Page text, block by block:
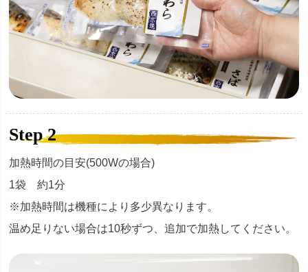
Step 2
加熱時間の目安(500Wの場合)
1袋 約1分
※加熱時間は機種により多少異なります。
温め足りない場合は10秒ずつ、追加で加熱してください。